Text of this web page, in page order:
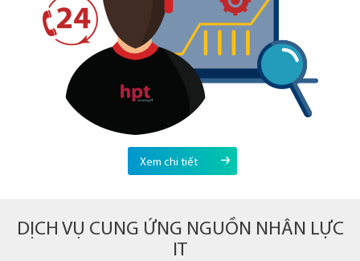
Xem chi tiết
DỊCH VỤ CUNG ỨNG NGUỒN NHÂN LỰC
IT